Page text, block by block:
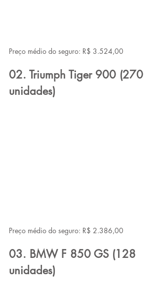
Preço médio do seguro: R$ 3.524,00
02. Triumph Tiger 900 (270
unidades)
Preço médio do seguro: R$ 2.386,00
03. BMW F 850 GS (128
unidades)